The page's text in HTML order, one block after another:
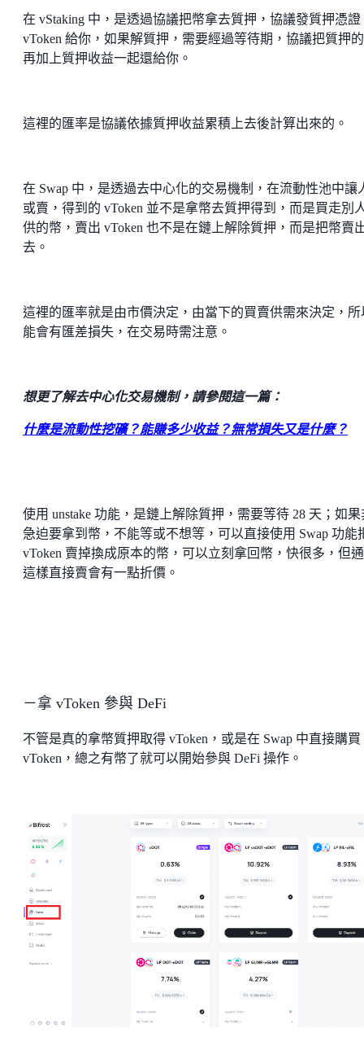
在 vStaking 中，是透過協議把幣拿去質押，協議發質押憑證
vToken 給你，如果解質押，需要經過等待期，協議把質押
再加上質押收益一起還給你。
這裡的匯率是協議依據質押收益累積上去後計算出來的。
在 Swap 中，是透過去中心化的交易機制，在流動性池中讓
或賣，得到的 vToken 並不是拿幣去質押得到，而是買走別
供的幣，賣出 vToken 也不是在鏈上解除質押，而是把幣賣
去。
這裡的匯率就是由市價決定，由當下的買賣供需來決定，所
能會有匯差損失，在交易時需注意。
想更了解去中心化交易機制，請參閱這一篇：
什麼是流動性挖礦？能賺多少收益？無常損失又是什麼？
使用 unstake 功能，是鏈上解除質押，需要等待 28 天；如果
急迫要拿到幣，不能等或不想等，可以直接使用 Swap 功能
vToken 賣掉換成原本的幣，可以立刻拿回幣，快很多，但
這樣直接賣會有一點折價。
－拿 vToken 參與 DeFi
不管是真的拿幣質押取得 vToken，或是在 Swap 中直接購買
vToken，總之有幣了就可以開始參與 DeFi 操作。